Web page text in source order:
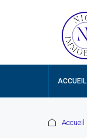
ACCUEIL
Accueil